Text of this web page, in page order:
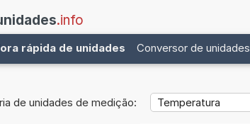
.info
rápida de unidades Conversor de unidades
de unidades de medição: